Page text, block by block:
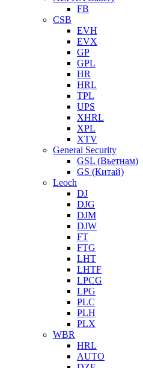
FB
CSB
EVH
EVX
GP
GPL
HR
HRL
TPL
UPS
XHRL
XPL
XTV
General Security
GSL (Вьетнам)
GS (Китай)
Leoch
DJ
DJG
DJM
DJW
FT
FTG
LHT
LHTF
LPCG
LPG
PLC
PLH
PLX
WBR
HRL
AUTO